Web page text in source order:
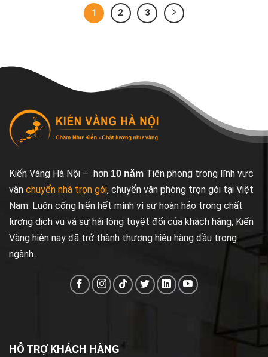
1 2 3
Kiến Vàng Hà Nội – hơn 10 năm Tiên phong trong lĩnh vực
vận chuyển nhà trọn gói, chuyển văn phòng trọn gói tại Việt
Nam. Luôn cống hiến hết mình vì sự hoàn hảo trong chất
lượng dịch vụ và sự hài lòng tuyệt đối của khách hàng, Kiến
Vàng hiện nay đã trở thành thương hiệu hàng đầu trong
ngành.
HỖ TRỢ KHÁCH HÀNG